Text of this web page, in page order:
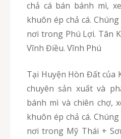
chả cá bán bánh mì,
khuôn ép chả cá.
nơi trong Phú Lợi. Tân
Vĩnh Điều. Vĩnh Phú
Tại Huyện Hòn Đất của Kiên Giang, chúng tôi
chuyên sản xuất và
bánh mì và chiên chợ,
khuôn ép chả cá.
nơi trong Mỹ Thái +